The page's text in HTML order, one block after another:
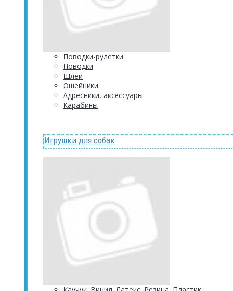
Поводки-рулетки
Поводки
Шлеи
Ошейники
Адресники, аксессуары
Карабины
Игрушки для собак